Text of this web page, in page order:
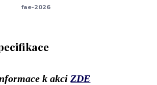
fae-2026
k akciZDE